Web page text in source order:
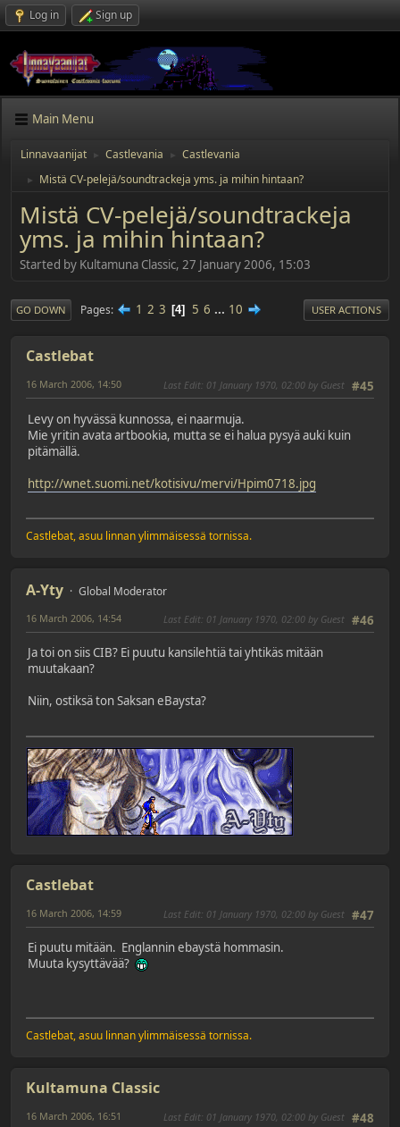
Log in Sign up
Main Menu
Linnavaanijat Castlevania Castlevania
► Mistä CV-pelejä/soundtrackeja yms. ja mihin hintaan?
Mistä CV-pelejä/soundtrackeja
yms. ja mihin hintaan?
Started by Kultamuna Classic, 27 January 2006, 15:03
GO DOWN Pages 1 2 3 4 5 6 ... 10 USER ACTIONS
Castlebat
#45
16 March 2006, 14:50 Last Edit: 01 January 1970, 02:00 by Guest
Levy on hyvässä kunnossa, ei naarmuja.
Mie yritin avata artbookia, mutta se ei halua pysyä auki kuin
pitämällä.
http://wnet.suomi.net/kotisivu/mervi/Hpim0718.jpg
Castlebat, asuu linnan ylimmäisessä tornissa.
A-Yty Global Moderator
#46
16 March 2006, 14:54 Last Edit: 01 January 1970, 02:00 by Guest
Ja toi on siis CIB? Ei puutu kansilehtiä tai yhtikäs mitään
muutakaan?
Niin, ostiksä ton Saksan eBaysta?
Castlebat
#47
16 March 2006, 14:59 Last Edit: 01 January 1970, 02:00 by Guest
Ei puutu mitään. Englannin ebaystä hommasin.
Muuta kysyttävää?
Castlebat, asuu linnan ylimmäisessä tornissa.
Kultamuna Classic
#48
16 March 2006, 16:51 Last Edit: 01 January 1970, 02:00 by Guest